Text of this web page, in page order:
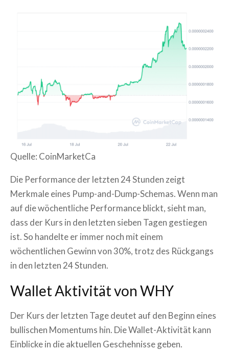
Quelle: CoinMarketCa
Die Performance der letzten 24 Stunden zeigt
Merkmale eines Pump-and-Dump-Schemas. Wenn man
auf die wöchentliche Performance blickt, sieht man,
dass der Kurs in den letzten sieben Tagen gestiegen
ist. So handelte er immer noch mit einem
wöchentlichen Gewinn von 30%, trotz des Rückgangs
in den letzten 24 Stunden.
Wallet Aktivität von WHY
Der Kurs der letzten Tage deutet auf den Beginn eines
bullischen Momentums hin. Die Wallet-Aktivität kann
Einblicke in die aktuellen Geschehnisse geben.